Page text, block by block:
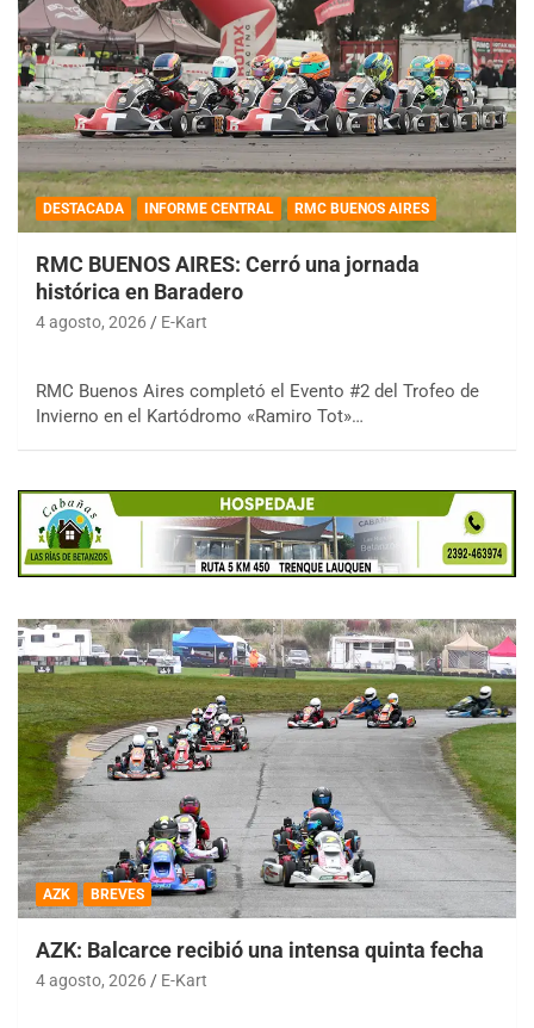
DESTACADA INFORME CENTRAL RMC BUENOS AIRES
RMC BUENOS AIRES: Cerró una jornada
histórica en Baradero
4 agosto, 2026 E-Kart
RMC Buenos Aires completó el Evento #2 del Trofeo de
Invierno en el Kartódromo «Ramiro Tot»…
AZK BREVES
AZK: Balcarce recibió una intensa quinta fecha
4 agosto, 2026 E-Kart